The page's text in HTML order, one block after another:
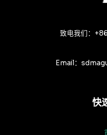
致电我们：
Email：
快